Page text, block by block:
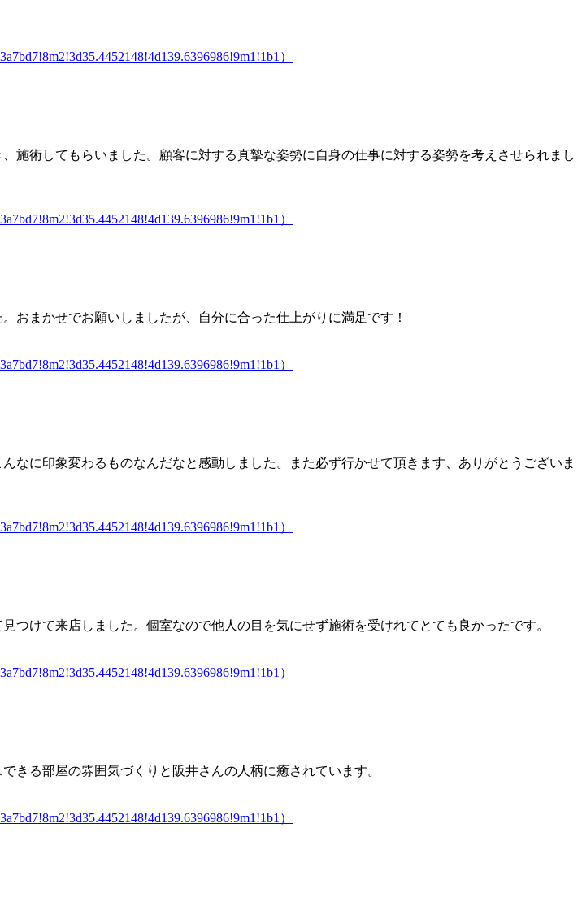
）
、施術してもらいました。顧客に対する真摯な姿勢に自身の仕事に対する姿勢を考えさせられまし
）
おまかせでお願いしましたが、自分に合った仕上がりに満足です！
）
んなに印象変わるものなんだなと感動 しました。また必ず行かせて頂きます、ありがとうございま
）
けて来店しました。個室なので他人の目を気にせず施術を受けれてとても良かったです。
）
できる部屋の雰囲気づくり と阪井さんの人柄に癒されています。
）